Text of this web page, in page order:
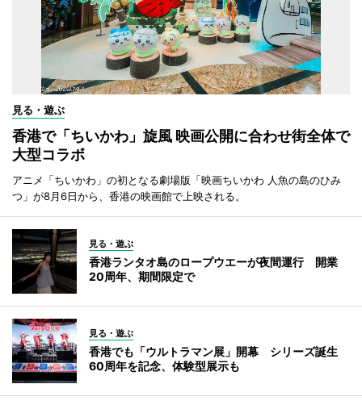
見る・遊ぶ
香港で「ちいかわ」旋風 映画公開に合わせ街全体で
大型コラボ
アニメ「ちいかわ」の初となる劇場版「映画ちいかわ 人魚の島のひみ
つ」が8月6日から、香港の映画館で上映される。
見る・遊ぶ
香港ランタオ島のロープウエーが夜間運行 開業
20周年、期間限定で
見る・遊ぶ
香港でも「ウルトラマン展」開幕 シリーズ誕生
60周年を記念、体験型展示も